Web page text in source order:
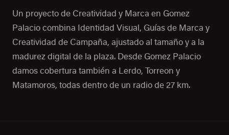
Un proyecto de Creatividad y Marca en Gomez
Palacio combina Identidad Visual, Guías de Marca y
Creatividad de Campaña, ajustado al tamaño y a la
madurez digital de la plaza. Desde Gomez Palacio
damos cobertura también a Lerdo, Torreon y
Matamoros, todas dentro de un radio de 27 km.